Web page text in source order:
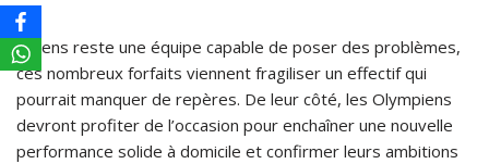
Si Lens reste une équipe capable de poser des problèmes,
ces nombreux forfaits viennent fragiliser un effectif qui
pourrait manquer de repères. De leur côté, les Olympiens
devront profiter de l’occasion pour enchaîner une nouvelle
performance solide à domicile et confirmer leurs ambitions